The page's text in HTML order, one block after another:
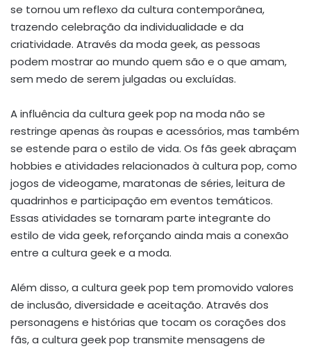
se tornou um reflexo da cultura contemporânea,
trazendo celebração da individualidade e da
criatividade. Através da moda geek, as pessoas
podem mostrar ao mundo quem são e o que amam,
sem medo de serem julgadas ou excluídas.
A influência da cultura geek pop na moda não se
restringe apenas às roupas e acessórios, mas também
se estende para o estilo de vida. Os fãs geek abraçam
hobbies e atividades relacionados à cultura pop, como
jogos de videogame, maratonas de séries, leitura de
quadrinhos e participação em eventos temáticos.
Essas atividades se tornaram parte integrante do
estilo de vida geek, reforçando ainda mais a conexão
entre a cultura geek e a moda.
Além disso, a cultura geek pop tem promovido valores
de inclusão, diversidade e aceitação. Através dos
personagens e histórias que tocam os corações dos
fãs, a cultura geek pop transmite mensagens de